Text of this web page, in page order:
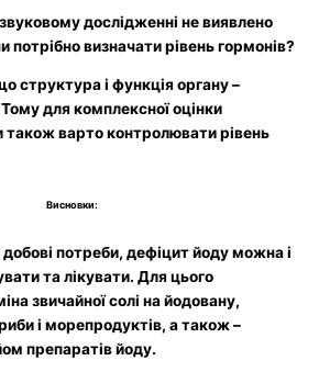
дослідженні не виявлено
потрібно визначати рівень гормонів?
структура і функція органу –
для комплексної оцінки
також варто контролювати рівень
Висновки:
потреби, дефіцит йоду можна і
та лікувати. Для цього
звичайної солі на йодовану,
і морепродуктів, а також –
препаратів йоду.